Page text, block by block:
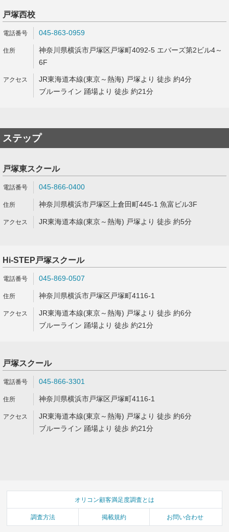
戸塚西校
045-863-0959
神奈川県横浜市戸塚区戸塚町4092-5 エバーズ第2ビル4～
6F
JR東海道本線(東京～熱海) 戸塚より 徒歩 約4分
ブルーライン 踊場より 徒歩 約21分
ステップ
戸塚東スクール
045-866-0400
神奈川県横浜市戸塚区上倉田町445-1 魚富ビル3F
JR東海道本線(東京～熱海) 戸塚より 徒歩 約5分
Hi-STEP戸塚スクール
045-869-0507
神奈川県横浜市戸塚区戸塚町4116-1
JR東海道本線(東京～熱海) 戸塚より 徒歩 約6分
ブルーライン 踊場より 徒歩 約21分
戸塚スクール
045-866-3301
神奈川県横浜市戸塚区戸塚町4116-1
JR東海道本線(東京～熱海) 戸塚より 徒歩 約6分
ブルーライン 踊場より 徒歩 約21分
オリコン顧客満足度調査とは
調査方法 掲載規約 お問い合わせ